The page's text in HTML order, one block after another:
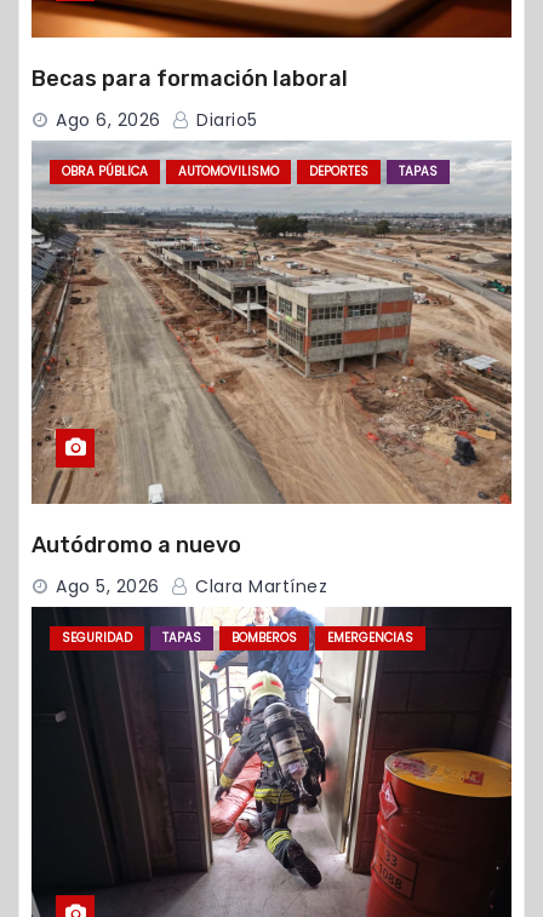
Becas para formación laboral
Ago 6, 2026 Diario5
OBRA PÚBLICA AUTOMOVILISMO DEPORTES TAPAS
Autódromo a nuevo
Ago 5, 2026 Clara Martínez
SEGURIDAD TAPAS BOMBEROS EMERGENCIAS